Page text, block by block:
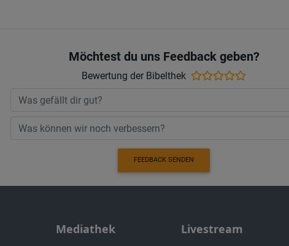
Möchtest du uns Feedback geben?
Bewertung der Bibelthek
FEEDBACK SENDEN
Mediathek Livestream